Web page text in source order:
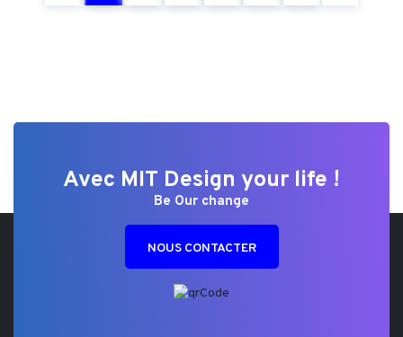
Avec MIT Design your life !
Be Our change
NOUS CONTACTER